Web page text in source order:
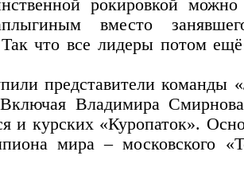
рокировкой
вместо
что все лидеры потом
представители команды
Владимира
и курских «Куропаток».
мира – московского